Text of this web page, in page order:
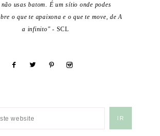
não usas batom. É um sítio onde podes
o que te apaixona e o que te move, de A
a infinito"- SCL